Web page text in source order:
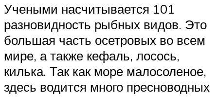
Учеными насчитывается 101
разновидность рыбных видов. Это
большая часть осетровых во всем
мире, а также кефаль, лосось,
килька. Так как море малосоленое,
здесь водится много пресноводных